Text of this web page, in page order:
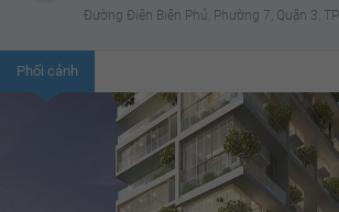
Đường Điện Biên Phủ, Phường 7, Quận 3,
Phối cảnh